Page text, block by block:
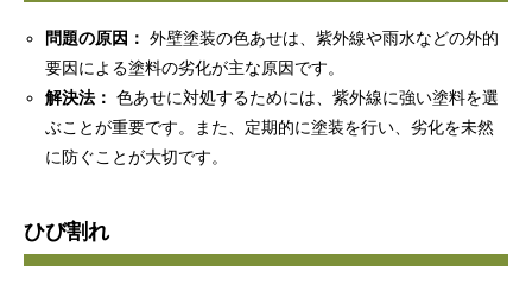
問題の原因： 外壁塗装の色あせは、紫外線や雨水などの外的
要因による塗料の劣化が主な原因です。
解決法： 色あせに対処するためには、紫外線に強い塗料を選
ぶことが重要です。また、定期的に塗装を行い、劣化を未然
に防ぐことが大切です。
ひび割れ